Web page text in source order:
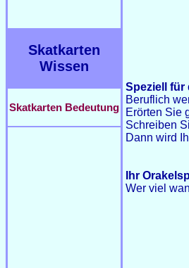
Skatkarten
Wissen
Skatkarten Bedeutung
Speziell für
Beruflich
Erörten Sie
Schreiben
Dann wird
Ihr
Wer viel